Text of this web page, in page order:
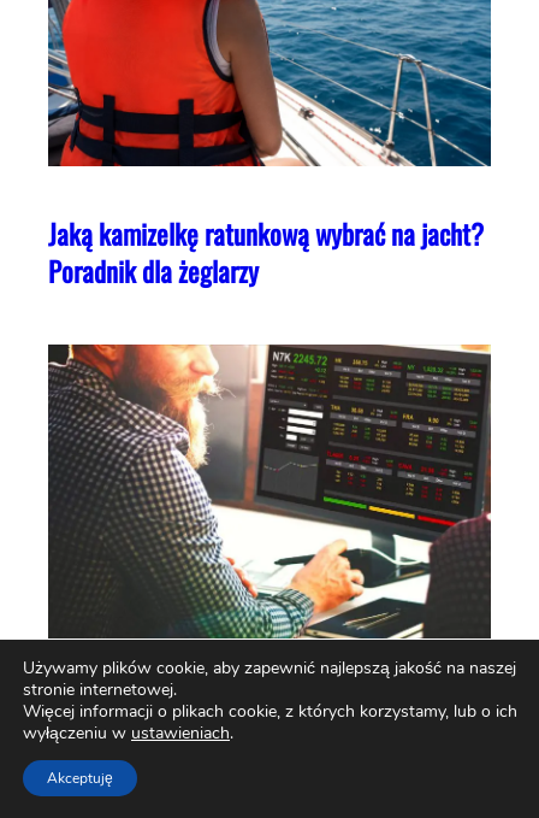
Jaką kamizelkę ratunkową wybrać na jacht?
Poradnik dla żeglarzy
Forex, ETF i akcje – czym różnią się te formy
inwestowania?
Używamy plików cookie, aby zapewnić najlepszą jakość na naszej
stronie internetowej.
Więcej informacji o plikach cookie, z których korzystamy, lub o ich
wyłączeniu w ustawieniach.
Akceptuję